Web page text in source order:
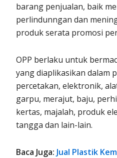
barang penjualan, baik
perlindunngan dan
produk serata promosi
OPP berlaku untuk
yang diaplikasikan dalam
percetakan, elektronik,
garpu, merajut, baju,
kertas, majalah, produk
tangga dan lain-lain.
Baca Juga: Jual Plastik